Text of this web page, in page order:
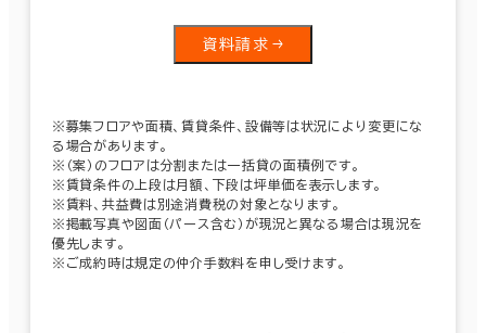
資料請求
※募集フロアや面積、賃貸条件、設備等は状況により変更にな
る場合があります。
※（案）のフロアは分割または一括貸の面積例です。
※賃貸条件の上段は月額、下段は坪単価を表示します。
※賃料、共益費は別途消費税の対象となります。
※掲載写真や図面（パース含む）が現況と異なる場合は現況を
優先します。
※ご成約時は規定の仲介手数料を申し受けます。